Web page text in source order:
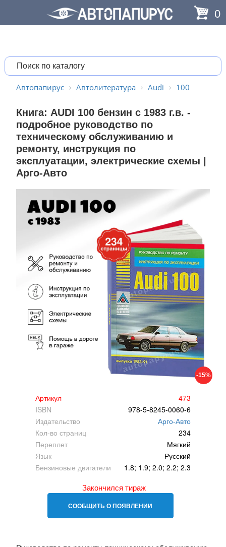
0
Автопапирус Автолитература Audi 100
Книга: AUDI 100 бензин с 1983 г.в. -
подробное руководство по
техническому обслуживанию и
ремонту, инструкция по
эксплуатации, электрические схемы |
Арго-Авто
-15%
Артикул
473
ISBN
978-5-8245-0060-6
Издательство
Арго-Авто
Кол-во страниц
234
Переплет
Мягкий
Язык
Русский
Бензиновые двигатели
1.8; 1.9; 2.0; 2.2; 2.3
Закончился тираж
СООБЩИТЬ О ПОЯВЛЕНИИ